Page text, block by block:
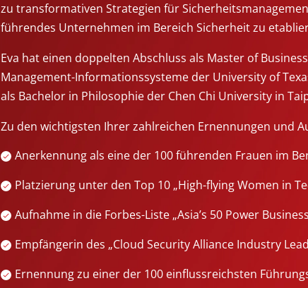
zu transformativen Strategien für
führendes Unternehmen im Bereich Sicherheit zu
Eva hat einen doppelten Abschluss als Master of
Management-Informationssysteme der University of
als Bachelor in Philosophie der Chen Chi University in
Zu den wichtigsten Ihrer zahlreichen Ernennungen und
Anerkennung als eine der 100 führenden Frauen im
Platzierung unter den Top 10 „High-flying Women in
Aufnahme in die Forbes-Liste „Asia’s 50 Power
Empfängerin des „Cloud Security Alliance Industry
Ernennung zu einer der 100 einflussreichsten